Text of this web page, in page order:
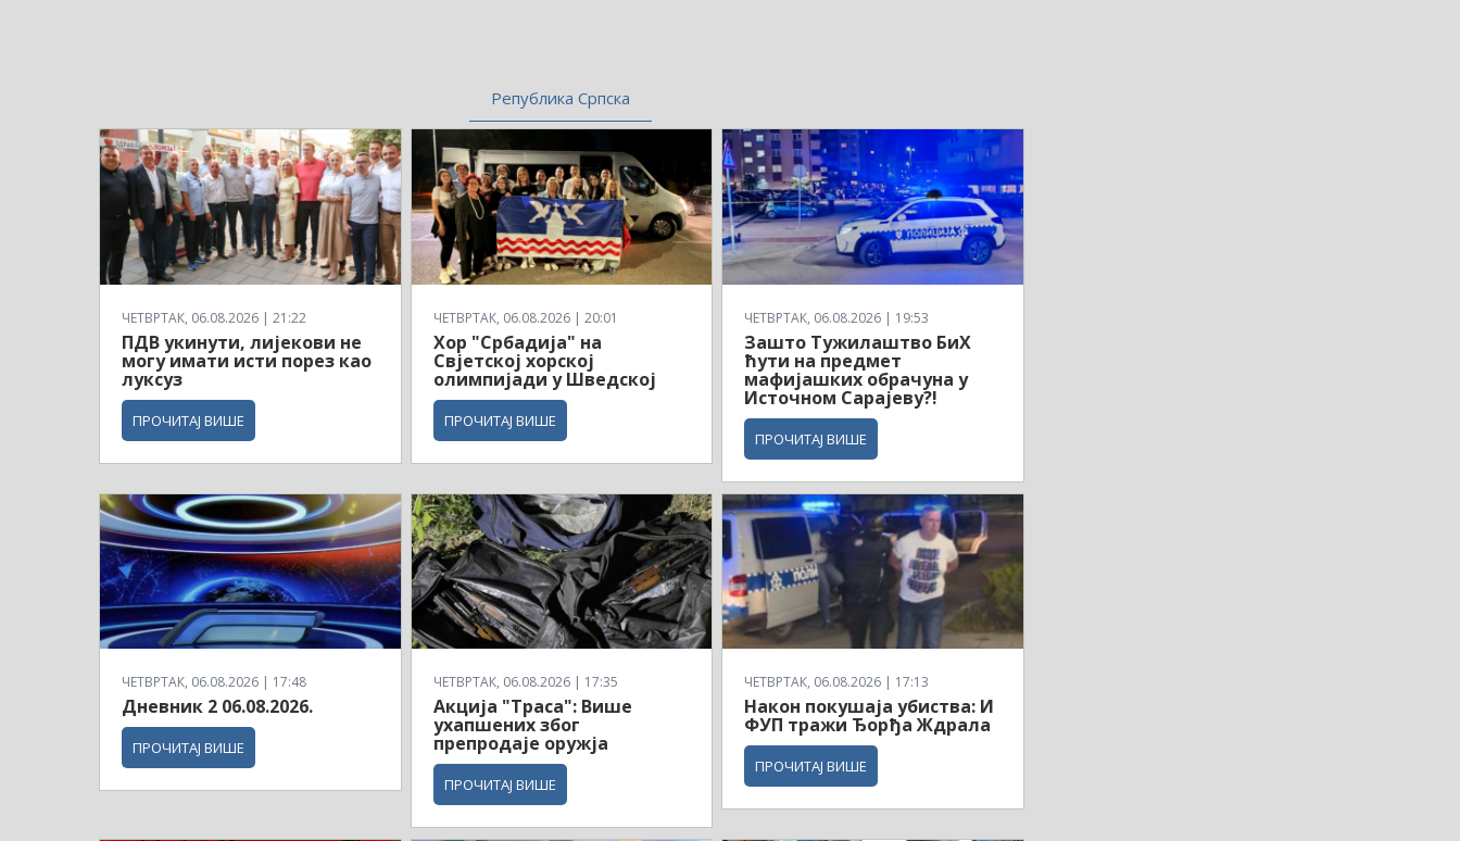
Република Српска
ЧЕТВРТАК, 06.08.2026 | 21:22
ПДВ укинути, лијекови не
могу имати исти порез као
луксуз
ПРОЧИТАЈ ВИШЕ
ЧЕТВРТАК, 06.08.2026 | 20:01
Хор "Србадија" на
Свјетској хорској
олимпијади у Шведској
ПРОЧИТАЈ ВИШЕ
ЧЕТВРТАК, 06.08.2026 | 19:53
Зашто Тужилаштво БиХ
ћути на предмет
мафијашких обрачуна у
Источном Сарајеву?!
ПРОЧИТАЈ ВИШЕ
ЧЕТВРТАК, 06.08.2026 | 17:48
Дневник 2 06.08.2026.
ПРОЧИТАЈ ВИШЕ
ЧЕТВРТАК, 06.08.2026 | 17:35
Акција "Траса": Више
ухапшених због
препродаје оружја
ПРОЧИТАЈ ВИШЕ
ЧЕТВРТАК, 06.08.2026 | 17:13
Након покушаја убиства: И
ФУП тражи Ђорђа Ждрала
ПРОЧИТАЈ ВИШЕ